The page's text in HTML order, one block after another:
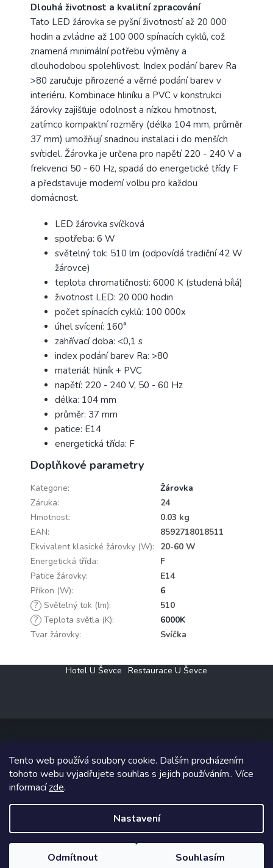
Tento web používá soubory cookie. Dalším procházením
tohoto webu vyjadřujete souhlas s jejich používáním.. Více
informacízde.
Nastavení
Odmítnout Souhlasím
Dlouhá životnost a kvalitní zpracování
Tato LED žárovka se pyšní životností až 20 000
hodin a zvládne až 100 000 spínacích cyklů, což
znamená minimální potřebu výměny a
dlouhodobou spolehlivost. Index podání barev Ra
>80 zaručuje přirozené a věrné podání barev v
interiéru. Kombinace hliníku a PVC v konstrukci
žárovky zajišťuje odolnost a nízkou hmotnost,
zatímco kompaktní rozměry (délka 104 mm, průměr
37 mm) umožňují snadnou instalaci i do menších
svítidel. Žárovka je určena pro napětí 220 - 240 V a
frekvenci 50 - 60 Hz, spadá do energetické třídy F
a představuje moderní volbu pro každou
domácnost.
LED žárovka svíčková
spotřeba: 6 W
světelný tok: 510 lm (odpovídá tradiční 42 W
žárovce)
teplota chromatičnosti: 6000 K (studená bílá)
životnost LED: 20 000 hodin
počet spínacích cyklů: 100 000x
úhel svícení: 160°
zahřívací doba: <0,1 s
index podání barev Ra: >80
materiál: hliník + PVC
napětí: 220 - 240 V, 50 - 60 Hz
délka: 104 mm
průměr: 37 mm
patice: E14
energetická třída: F
Doplňkové parametry
Kategorie:
Žárovka
Záruka:
24
Hmotnost:
0.03 kg
EAN:
8592718018511
Ekvivalent klasické žárovky (W):
20-60 W
Energetická třída:
F
Patice žárovky:
E14
Příkon (W):
6
? Světelný tok (lm):
510
? Teplota světla (K):
6000K
Tvar žárovky: Svíčka
Hotel U Ševce Restaurace U Ševce
Copyright 2026Elektro Klesný s.r.o.. Všechna práva vyhrazena.
Grafický návrh vytvořil a na Shoptet implementoval
Shoptetak.cz.
Vytvořil Shoptet